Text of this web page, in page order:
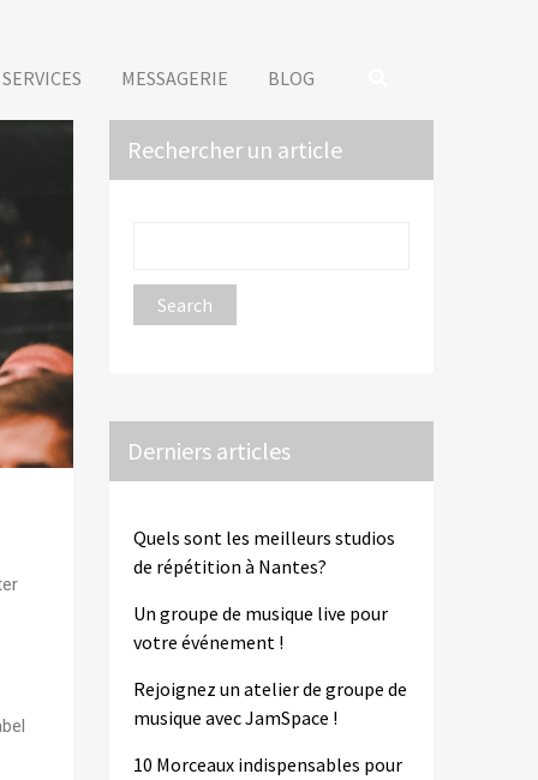
SERVICES MESSAGERIE BLOG
Rechercher un article
Derniers articles
Quels sont les meilleurs studios
de répétition à Nantes?
Un groupe de musique live pour
votre événement !
Rejoignez un atelier de groupe de
musique avec JamSpace !
10 Morceaux indispensables pour